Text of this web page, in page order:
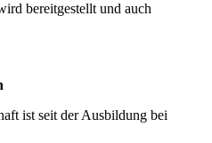
bereitgestellt und auch
ist seit der Ausbildung bei